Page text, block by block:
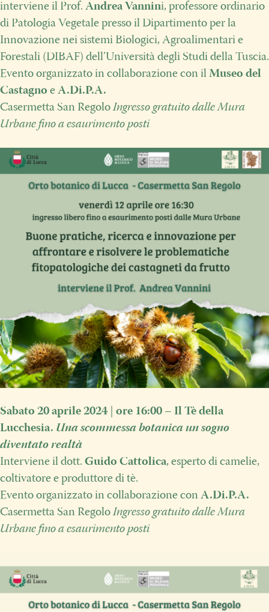
interviene il Prof. Andrea Vannini, professore ordinario
di Patologia Vegetale presso il Dipartimento per la
Innovazione nei sistemi Biologici, Agroalimentari e
Forestali (DIBAF) dell’Università degli Studi della Tuscia.
Evento organizzato in collaborazione con il Museo del
Castagno e A.Di.P.A.
Casermetta San RegoloIngresso gratuito dalle Mura
Urbane fino a esaurimento posti
Sabato 20 aprile 2024 ore 16:00 – Il Tè della
Lucchesia. Una scommessa botanica un sogno
diventato realtà
Interviene il dott. Guido Cattolica, esperto di camelie,
coltivatore e produttore di tè.
Evento organizzato in collaborazione con A.Di.P.A.
Casermetta San RegoloIngresso gratuito dalle Mura
Urbane fino a esaurimento posti